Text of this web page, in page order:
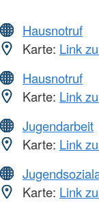
Hausnotruf
Karte: Link
Hausnotruf
Karte: Link
Jugendarbeit
Karte: Link
Karte: Link